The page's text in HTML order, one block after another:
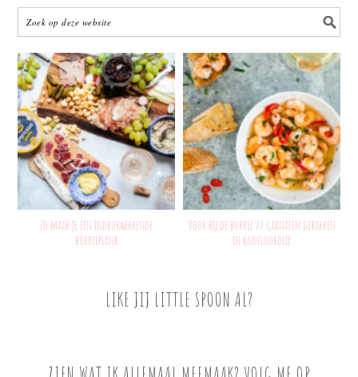
Zo maak je een indrukwekkende
borrelplank
Voor bij de borrel // Garnalen gebakken
in knoflookolie
LIKE JIJ LITTLE SPOON AL?